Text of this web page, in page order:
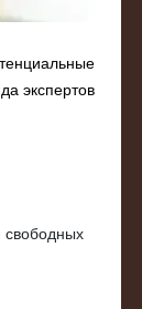
экспертов
свободных